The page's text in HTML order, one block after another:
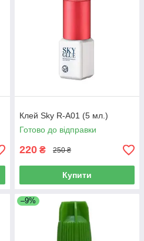
Клей Sky R-A01 (5 мл.)
Готово до відправки
220 ₴ 250 ₴
Купити
–9%